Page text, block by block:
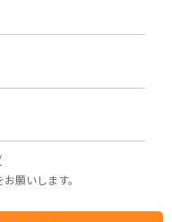
願いします。